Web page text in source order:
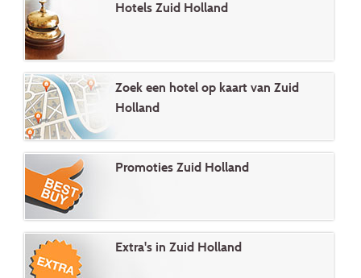
Hotels Zuid Holland
Zoek een hotel op kaart van Zuid
Holland
Promoties Zuid Holland
Extra's in Zuid Holland